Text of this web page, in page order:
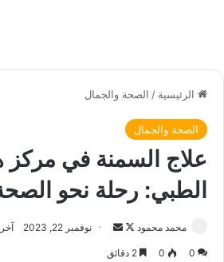
الرئيسية / الصحة والجمال
الصحة والجمال
علاج السمنة في مركز
الطبي: رحلة نحو
محمد محمود
ت
نوفمبر 22, 2023 آخر
0
0